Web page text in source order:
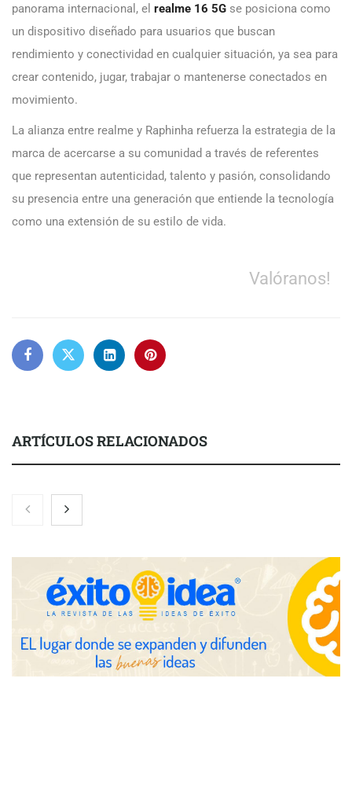
panorama internacional, el realme 16 5G se posiciona como
un dispositivo diseñado para usuarios que buscan
rendimiento y conectividad en cualquier situación, ya sea para
crear contenido, jugar, trabajar o mantenerse conectados en
movimiento.
La alianza entre realme y Raphinha refuerza la estrategia de la
marca de acercarse a su comunidad a través de referentes
que representan autenticidad, talento y pasión, consolidando
su presencia entre una generación que entiende la tecnología
como una extensión de su estilo de vida.
Valóranos!
ARTÍCULOS RELACIONADOS
Nicols presenta seis modelos de anillos de compromiso para el
eclipse solar del 12 de agosto
Zoomex mejora su Strategy Center con herramientas
avanzadas para trading estratégico
COMPALISS de LYSOTRIC: cuando un solo producto multiplica
las posibilidades del salón profesional